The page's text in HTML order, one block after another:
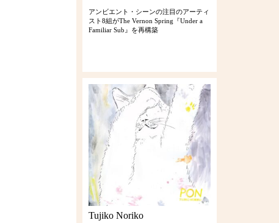
アンビエント・シーンの注目のアーティ
スト8組がThe Vernon Spring『Under a
Familiar Sub』を再構築
Tujiko Noriko